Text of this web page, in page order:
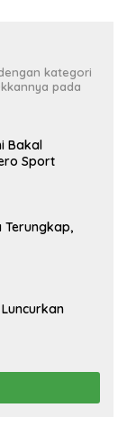
kategori
pada
Bakal
Sport
Terungkap,